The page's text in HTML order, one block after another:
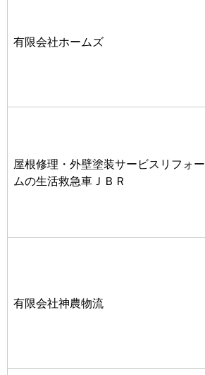
有限会社ホームズ
屋根修理・外壁塗装サービスリフォー
ムの生活救急車ＪＢＲ
有限会社神農物流